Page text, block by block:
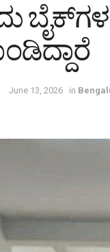
June 13, 2026 in